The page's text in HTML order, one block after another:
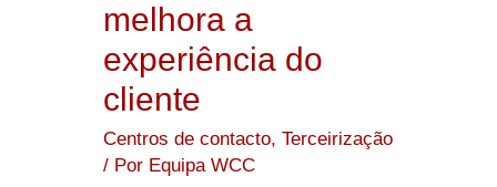
melhora a
experiência do
cliente
Centros de contacto,Terceirização
/ Por Equipa WCC
experiência
do
cliente